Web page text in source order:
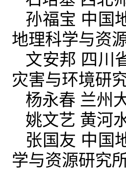
孙福宝 中国
地理科学与资
文安邦 四川
灾害与环境研
杨永春 兰州
姚文艺 黄河
张国友 中国
学与资源研究